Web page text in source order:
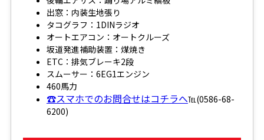
出窓：内装生地張り
タコグラフ：1DINラジオ
オートエアコン：オートクルーズ
坂道発進補助装置：煤焼き
ETC：排気ブレーキ2段
スムーサー：6EG1エンジン
460馬力
☎スマホでのお問合せはコチラへ℡(0586-68-
6200)